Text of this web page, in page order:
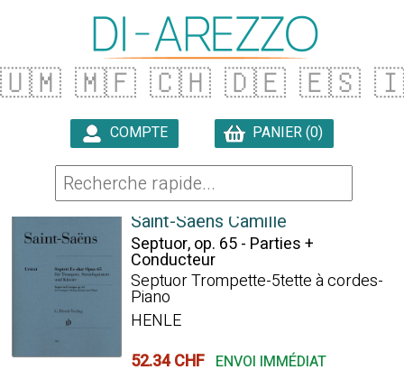
🇺🇲 🇲🇫 🇨🇭 🇩🇪 🇪🇸
COMPTE PANIER (0)
9 ARTICLES TROUVÉS
Saint-Saëns Camille
Septuor, op. 65 - Parties +
Conducteur
Septuor Trompette-5tette à cordes-
Piano
HENLE
52.34 CHF ENVOI IMMÉDIAT